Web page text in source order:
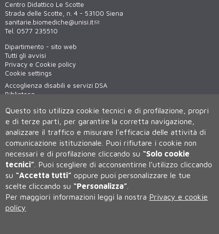
Centro Didattico Le Scotte
Strada delle Scotte, n. 4 - 53100 Siena
sanitarie.biomediche@unisi.it
Tel. 0577 235510
Dipartimento - sito web
Tutti gli avvisi
Privacy e Cookie policy
Cookie settings
Accoglienza disabili e servizi DSA
Biblioteca
WiFi - unisiWireless
Università degli Studi di Siena
Rettorato, via Banchi di Sotto 55, 53100 Siena ITALIA
P.IVA 00273530527 | C.F. 80002070524 | Caselle Pec:
Questo sito utilizza cookie tecnici e di profilazione, propri
e di terze parti, per garantire la corretta navigazione,
analizzare il traffico e misurare l'efficacia delle attività di
comunicazione istituzionale. Puoi rifiutare i cookie non
necessari e di profilazione cliccando su “Solo cookie
tecnici” Puoi scegliere di acconsentirne l’utilizzo cliccando
su “Accetta tutti” oppure puoi personalizzare le tue
scelte cliccando su “Personalizza”
Per maggiori informazioni leggi la nostra Privacy e cookie
policy